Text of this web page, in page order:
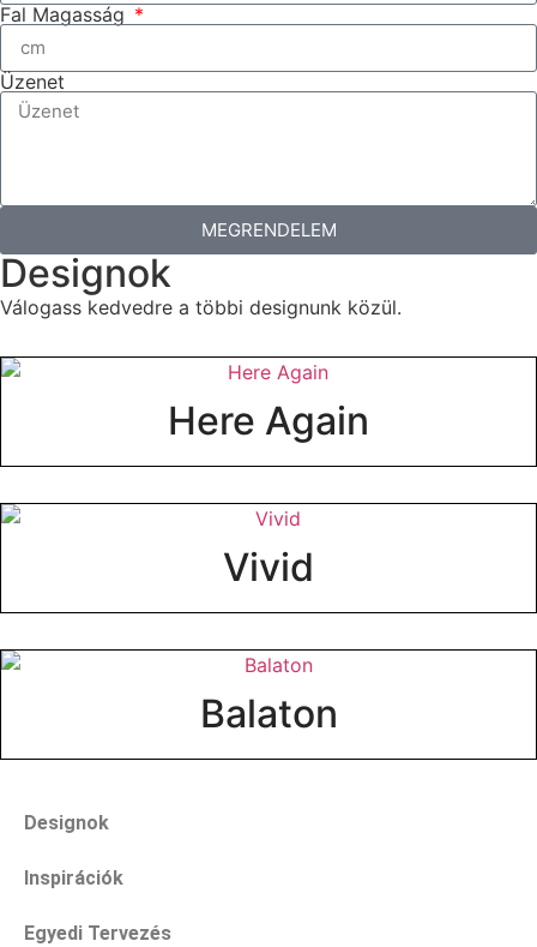
Fal Magasság
Üzenet
MEGRENDELEM
Designok
Válogass kedvedre a többi designunk közül.
Here Again
Vivid
Balaton
Designok
Inspirációk
Egyedi Tervezés